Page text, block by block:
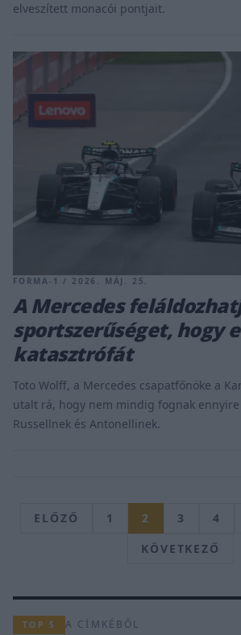
elveszített monacói pontjait.
FORMA-1 / 2026. MÁJ. 25.
A Mercedes
sportszerűséget, hogy
katasztrófát
Toto Wolff, a Mercedes csapatfőnöke a
utalt rá, hogy nem mindig fognak ennyire
Russellnek és Antonellinek.
ELŐZŐ 1 2 3 4
KÖVETKEZŐ
TOP 5 A CÍMKÉBŐL